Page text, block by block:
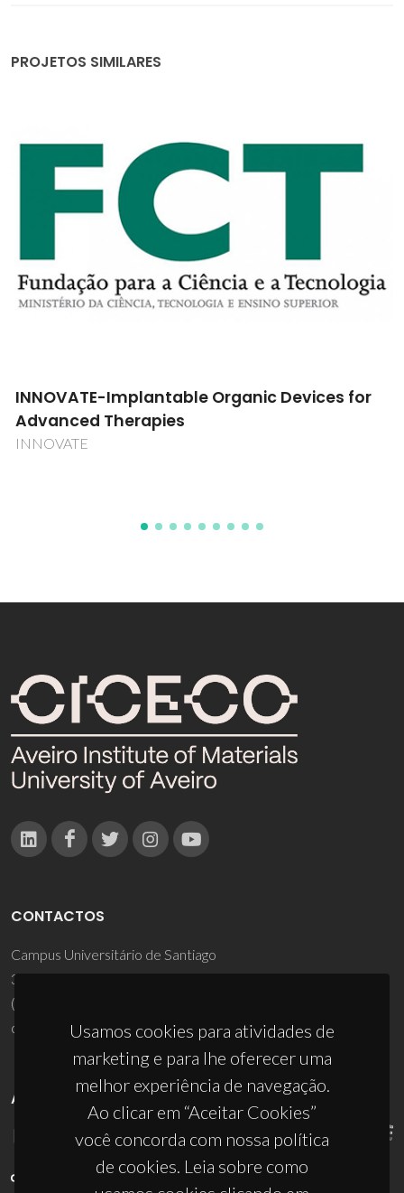
PROJETOS SIMILARES
NMC - Conceção de Novos Materiais
Celulósicos para desenvolvimento de
aplicações avançadas
Usamos cookies para atividades de
marketing e para lhe oferecer uma
melhor experiência de navegação.
Ao clicar em “Aceitar Cookies”
você concorda com nossa política
de cookies. Leia sobre como
CONTACTOS
Campus Universitário de Santiago
3810-193 Aveiro - Portugal
(+351) 234 370 200
ciceco@ua.pt
APOIOS